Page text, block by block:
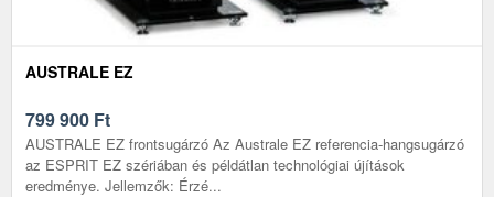
AUSTRALE EZ
799 900 Ft
AUSTRALE EZ frontsugárzó Az Australe EZ referencia-hangsugárzó
az ESPRIT EZ szériában és példátlan technológiai újítások
eredménye. Jellemzők: Érzé...